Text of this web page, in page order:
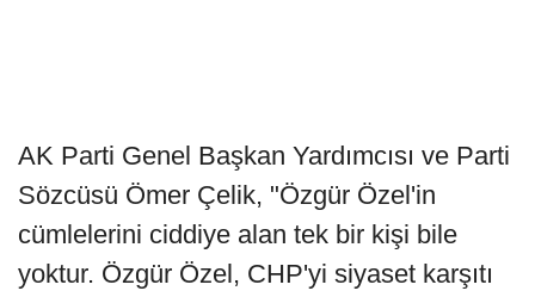
AK Parti Genel Başkan Yardımcısı ve Parti
Sözcüsü Ömer Çelik, "Özgür Özel'in
cümlelerini ciddiye alan tek bir kişi bile
yoktur. Özgür Özel, CHP'yi siyaset karşıtı